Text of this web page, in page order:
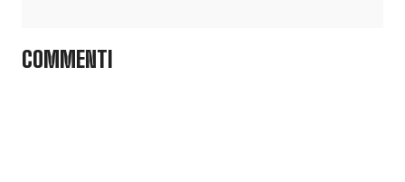
COMMENTI